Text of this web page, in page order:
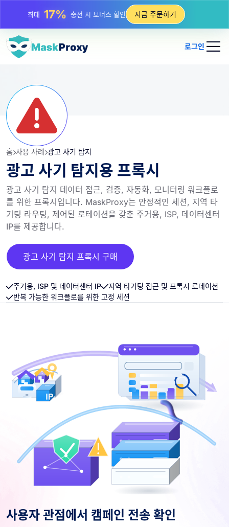
최대 25%정적 IP 구매 할인
지금 주문하기
로그인
홈 사용 사례 광고 사기 탐지
광고 사기 탐지용 프록시
광고 사기 탐지 데이터 접근, 검증, 자동화, 모니터링 워크플로
를 위한 프록시입니다. MaskProxy는 안정적인 세션, 지역 타
기팅 라우팅, 제어된 로테이션을 갖춘 주거용, ISP, 데이터센터
IP를 제공합니다.
광고 사기 탐지 프록시 구매
주거용, ISP 및 데이터센터 IP
지역 타기팅 접근 및 프록시 로테이션
반복 가능한 워크플로를 위한 고정 세션
사용자 관점에서 캠페인 전송 확인